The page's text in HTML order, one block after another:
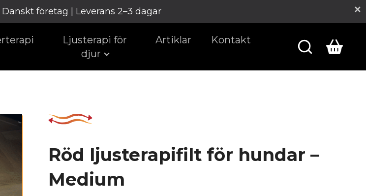
företag | Leverans 2–3 dagar
Ljusterapi för
djur
Artiklar Kontakt
Röd ljusterapifilt för hundar –
Medium